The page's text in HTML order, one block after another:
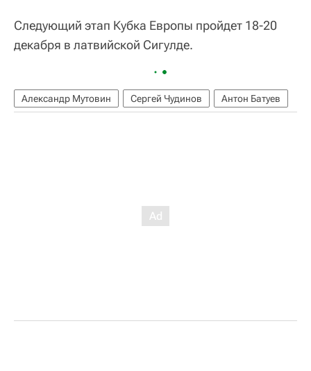
Следующий этап Кубка Европы пройдет 18-20
декабря в латвийской Сигулде.
Александр Мутовин Сергей Чудинов Антон Батуев